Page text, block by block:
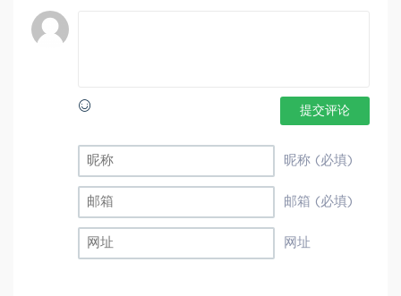
提交评论
昵称 (必填)
邮箱 (必填)
网址